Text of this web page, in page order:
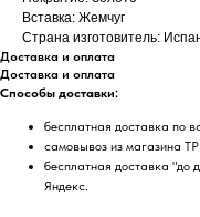
Вставка: Жемчуг
Страна изготовитель:
Доставка и оплата
Доставка и оплата
Способы доставки:
бесплатная доставка по
самовывоз из магазина
бесплатная доставка "до
Яндекс.